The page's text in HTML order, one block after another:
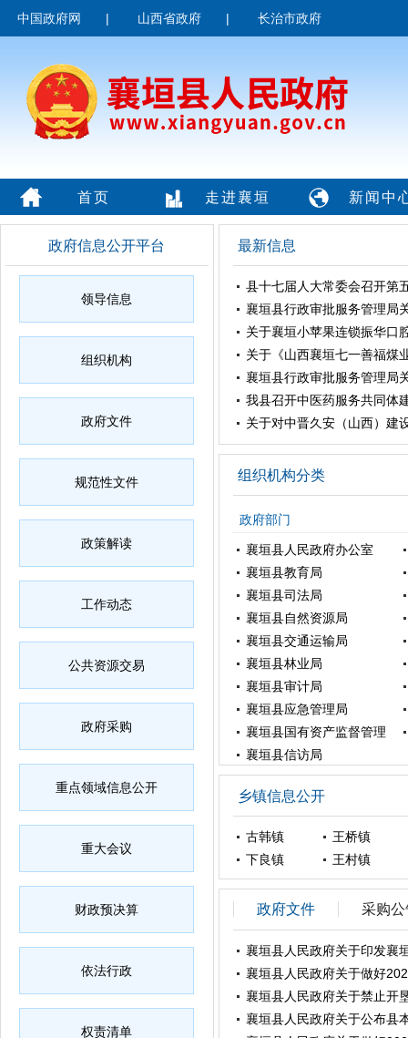
中国政府网 | 山西省政府 | 长治市政府
首页 走进襄垣 新闻中
政府信息公开平台
领导信息
组织机构
政府文件
规范性文件
政策解读
工作动态
公共资源交易
政府采购
重点领域信息公开
重大会议
财政预决算
依法行政
权责清单
最新信息
县十七届人大常委会召开第
襄垣县行政审批服务管理局
关于襄垣小苹果连锁振华口
关于《山西襄垣七一善福煤
襄垣县行政审批服务管理局
我县召开中医药服务共同体
关于对中晋久安（山西）建
组织机构分类
政府部门
襄垣县人民政府办公室
襄垣县教育局
襄垣县司法局
襄垣县自然资源局
襄垣县交通运输局
襄垣县林业局
襄垣县审计局
襄垣县应急管理局
襄垣县国有资产监督管理
局
襄垣县信访局
夏店镇
下良镇
襄垣经济技术开发区
乡镇信息公开
古韩镇
王桥镇
下良镇
王村镇
政府文件 采购公
襄垣县人民政府关于印发襄
襄垣县人民政府关于做好
襄垣县人民政府关于禁止开
襄垣县人民政府关于公布县